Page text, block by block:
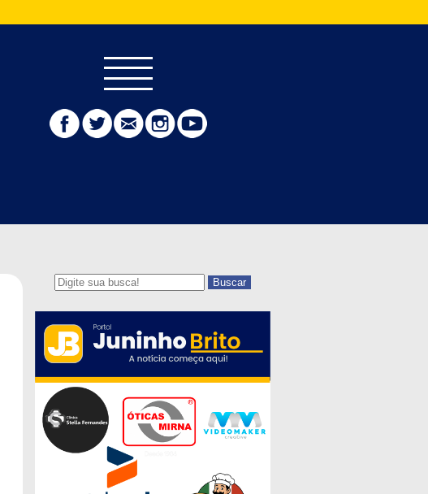
Buscar